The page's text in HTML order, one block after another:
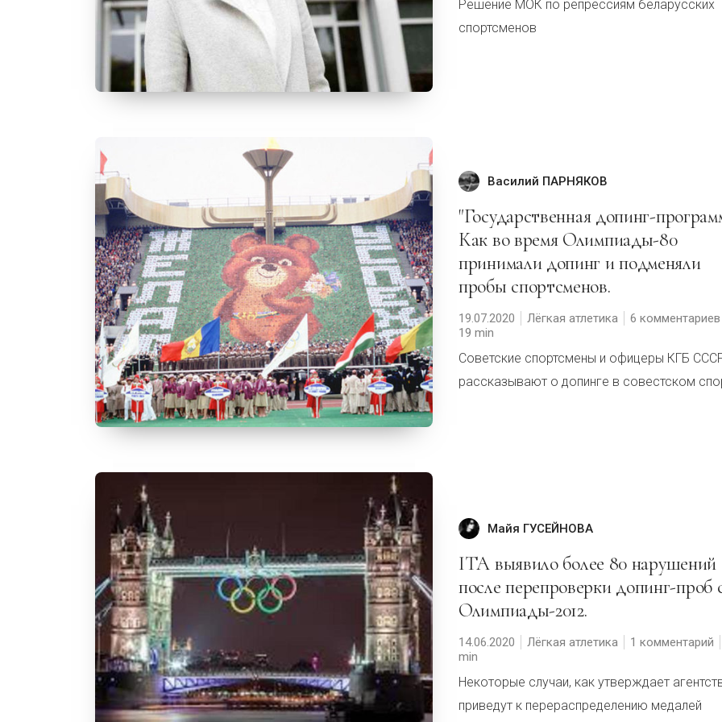
Решение МОК по репрессиям беларусских
спортсменов
Василий ПАРНЯКОВ
"Государственная допинг-программа".
Как во время Олимпиады-80
принимали допинг и подменяли
пробы спортсменов.
19.07.2020 Лёгкая атлетика
6 комментариев
19
Советские спортсмены и офицеры КГБ
рассказывают о допинге в совестском
Майя ГУСЕЙНОВА
ITA выявило более 80 нарушений
после перепроверки допинг-проб
Олимпиады-2012.
14.06.2020 Лёгкая атлетика 1 комментарий
Некоторые случаи, как утверждает
приведут к перераспределению медалей